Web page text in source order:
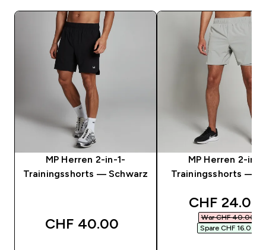
MP Herren 2-in-1-
Trainingsshorts — Schwarz
CHF 40.00‎
MP Herren 2-in-
Trainingsshorts —
discounted
CHF 24.00‎
War CHF 40.00‎
Spare CHF 16.00‎